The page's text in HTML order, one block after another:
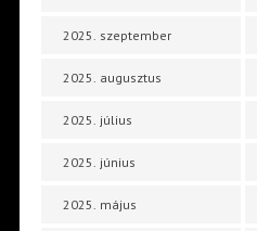
2025. szeptember
2025. augusztus
2025. július
2025. június
2025. május